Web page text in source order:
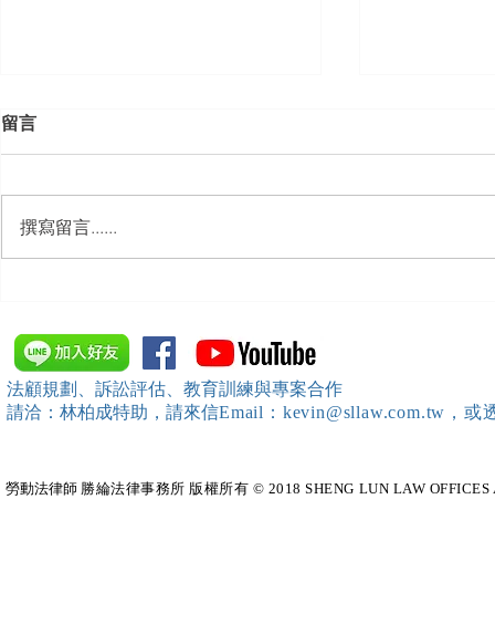
訓練）課程，邀請本所所長 邱
靖棠律師 擔任講師
留言
撰寫留言......
法顧規劃、訴訟評估、教育訓練與專案合作
請洽：林柏成特助 ，請來信Email：kevin@sllaw.com.tw，
勞動法律師​ 勝綸法律事務所 版權所有 © 2018 SHENG LUN LAW